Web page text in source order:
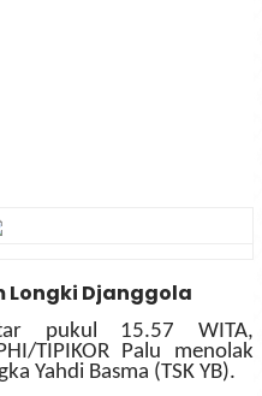
Longki Djanggola
pukul 15.57 WITA,
TIPIKOR Palu menolak
Yahdi Basma (TSK YB).